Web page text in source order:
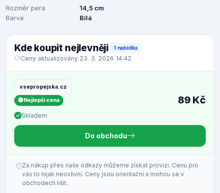
Rozměr pera
14,5 cm
Barva
Bílá
Kde koupit nejlevněji 1 nabídka
Ceny aktualizovány 23. 3. 2026 14:42
vsepropejska.cz
Nejlepší cena
Skladem
89 Kč
Do obchodu
Za nákup přes naše odkazy můžeme získat provizi. Cenu pro
vás to nijak neovlivní. Ceny jsou orientační a mohou se v
obchodech lišit.